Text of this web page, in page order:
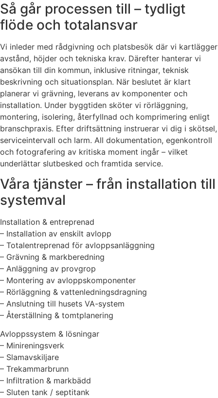
Så går processen till – tydligt
flöde och totalansvar
Vi inleder med rådgivning och platsbesök där vi kartlägger
avstånd, höjder och tekniska krav. Därefter hanterar vi
ansökan till din kommun, inklusive ritningar, teknisk
beskrivning och situationsplan. När beslutet är klart
planerar vi grävning, leverans av komponenter och
installation. Under byggtiden sköter vi rörläggning,
montering, isolering, återfyllnad och komprimering enligt
branschpraxis. Efter driftsättning instruerar vi dig i skötsel,
serviceintervall och larm. All dokumentation, egenkontroll
och fotografering av kritiska moment ingår – vilket
underlättar slutbesked och framtida service.
Våra tjänster – från installation till
systemval
Installation & entreprenad
– Installation av enskilt avlopp
– Totalentreprenad för avloppsanläggning
– Grävning & markberedning
– Anläggning av provgrop
– Montering av avloppskomponenter
– Rörläggning & vattenledningsdragning
– Anslutning till husets VA-system
– Återställning & tomtplanering
Avloppssystem & lösningar
– Minireningsverk
– Slamavskiljare
– Trekammarbrunn
– Infiltration & markbädd
– Sluten tank / septitank